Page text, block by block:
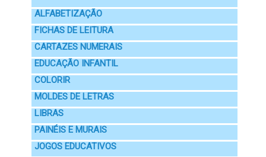
ALFABETIZAÇÃO
FICHAS DE LEITURA
CARTAZES NUMERAIS
EDUCAÇÃO INFANTIL
COLORIR
MOLDES DE LETRAS
LIBRAS
PAINÉIS E MURAIS
JOGOS EDUCATIVOS